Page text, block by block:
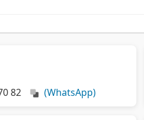
82
(WhatsApp)